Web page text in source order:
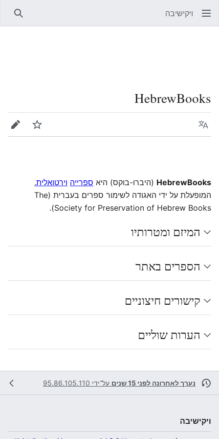
ויקישיבה
HebrewBooks
שפה מעקב
HebrewBooks (היברו-בוקס) היא ספרייה וירטואלית,
המופעלת על ידי האגודה לשימור ספרים בעברית (The
Society for Preservation of Hebrew Books).
המיזם ומטרותיו
הספרים באתר
קישורים חיצוניים
הערות שוליים
נערך לאחרונה לפני 15 שנים על־ידי 95.86.105.110
ויקישיבה